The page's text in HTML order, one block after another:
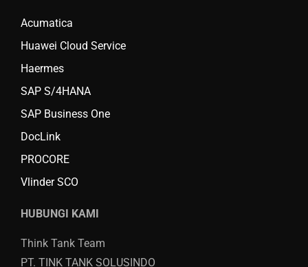
Acumatica
Huawei Cloud Service
Haermes
SAP S/4HANA
SAP Business One
DocLink
PROCORE
Vlinder SCO
HUBUNGI KAMI
Think Tank Team
PT. TINK TANK SOLUSINDO